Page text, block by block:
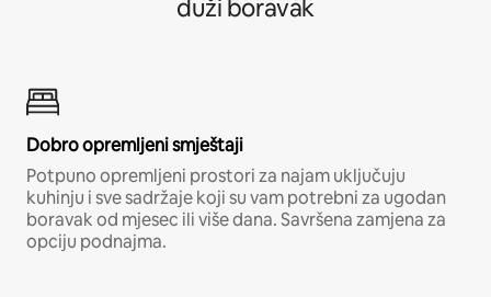
duži boravak
Dobro opremljeni smještaji
Potpuno opremljeni prostori za najam uključuju
kuhinju i sve sadržaje koji su vam potrebni za ugodan
boravak od mjesec ili više dana. Savršena zamjena za
opciju podnajma.